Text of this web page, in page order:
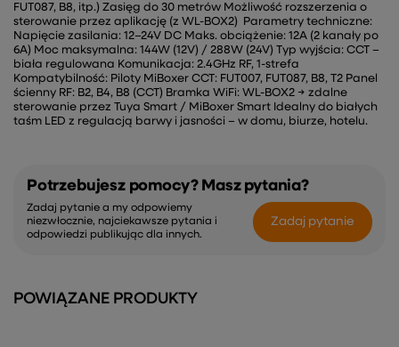
FUT087, B8, itp.) Zasięg do 30 metrów Możliwość rozszerzenia o
sterowanie przez aplikację (z WL-BOX2) Parametry techniczne:
Napięcie zasilania: 12–24V DC Maks. obciążenie: 12A (2 kanały po
6A) Moc maksymalna: 144W (12V) / 288W (24V) Typ wyjścia: CCT –
biała regulowana Komunikacja: 2.4GHz RF, 1-strefa
Kompatybilność: Piloty MiBoxer CCT: FUT007, FUT087, B8, T2 Panel
ścienny RF: B2, B4, B8 (CCT) Bramka WiFi: WL-BOX2 → zdalne
sterowanie przez Tuya Smart / MiBoxer Smart Idealny do białych
taśm LED z regulacją barwy i jasności – w domu, biurze, hotelu.
Potrzebujesz pomocy? Masz pytania?
Zadaj pytanie a my odpowiemy
niezwłocznie, najciekawsze pytania i
odpowiedzi publikując dla innych.
Zadaj pytanie
POWIĄZANE PRODUKTY